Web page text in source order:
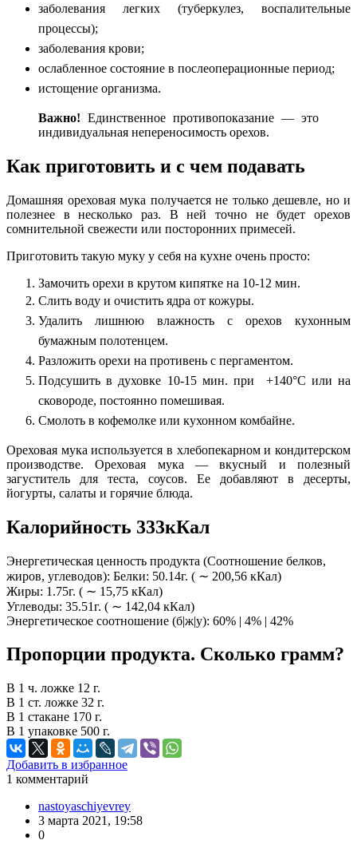
заболевания легких (туберкулез, воспалительные
процессы);
заболевания крови;
ослабленное состояние в послеоперационные период;
истощение организма.
Важно! Единственное противопоказание — это
индивидуальная непереносимость орехов.
Как приготовить и с чем подавать
Домашняя ореховая мука получается не только дешевле, но и
полезнее в несколько раз. В ней точно не будет орехов
сомнительной свежести или посторонних примесей.
Приготовить такую муку у себя на кухне очень просто:
Замочить орехи в крутом кипятке на 10-12 мин.
Слить воду и очистить ядра от кожуры.
Удалить лишнюю влажность с орехов кухонным
бумажным полотенцем.
Разложить орехи на противень с пергаментом.
Подсушить в духовке 10-15 мин. при +140°С или на
сковороде, постоянно помешивая.
Смолоть в кофемолке или кухонном комбайне.
Ореховая мука используется в хлебопекарном и кондитерском
производстве. Ореховая мука — вкусный и полезный
загуститель для теста, соусов. Ее добавляют в десерты,
йогурты, салаты и горячие блюда.
Калорийность 333кКал
Энергетическая ценность продукта (Соотношение белков,
жиров, углеводов): Белки: 50.14г. ( ∼ 200,56 кКал)
Жиры: 1.75г. ( ∼ 15,75 кКал)
Углеводы: 35.51г. ( ∼ 142,04 кКал)
Энергетическое соотношение (б|ж|у): 60% | 4% | 42%
Пропорции продукта. Сколько грамм?
В 1 ч. ложке 12 г.
В 1 ст. ложке 32 г.
В 1 стакане 170 г.
В 1 упаковке 500 г.
Добавить в избранное
1 комментарий
nastoyaschiyevrey
3 марта 2021, 19:58
0